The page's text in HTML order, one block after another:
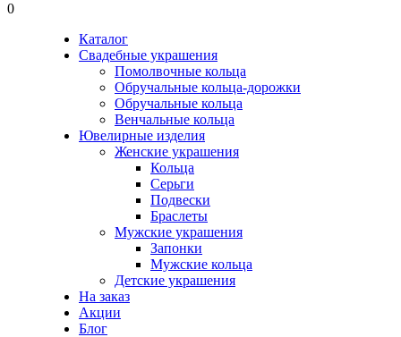
0
Каталог
Свадебные украшения
Помолвочные кольца
Обручальные кольца-дорожки
Обручальные кольца
Венчальные кольца
Ювелирные изделия
Женские украшения
Кольца
Серьги
Подвески
Браслеты
Мужские украшения
Запонки
Мужские кольца
Детские украшения
На заказ
Акции
Блог